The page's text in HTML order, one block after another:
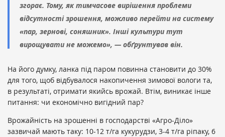
згорає. Тому, як тимчасове вирішення проблеми
відсутності зрошення, можливо перейти на систему
«пар, зернові, соняшник». Інші культури тут
вирощувати не можемо», — обґрунтував він.
На його думку, ланка під паром повинна становити до 30%
для того, щоб відбувалося накопичення зимової вологи та,
в результаті, отримати якийсь врожай. Втім, виникає інше
питання: чи економічно вигідний пар?
Врожайність на зрошенні в господарстві «Агро-Діло»
зазвичай мають таку: 10-12 т/га кукурудзи, 3-4 т/га ріпаку, 6